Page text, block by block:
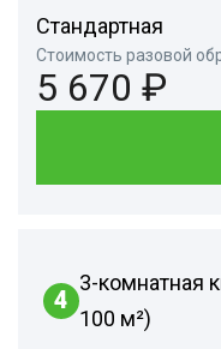
Стандартная
Стоимость разовой
5 670 ₽
4
3-комнатная
100 м²)